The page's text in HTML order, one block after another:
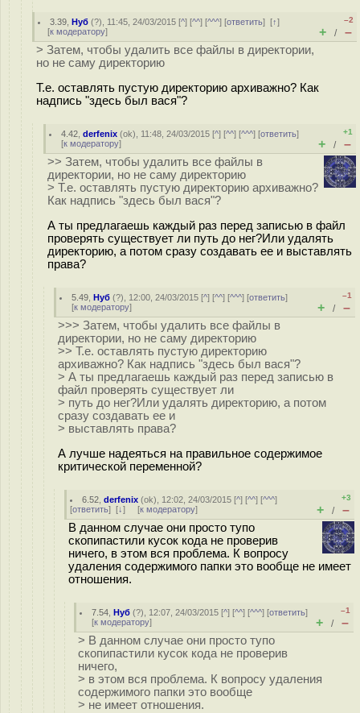
3.39 ,Нуб (?), 11:45, 24/03/2015 [^] [^^] [^^^] [ответить][↑]
[к модератору]
–2
+ / –
> Затем, чтобы удалить все файлы в директории,
но не саму директорию
Т.е. оставлять пустую директорию архиважно? Как
надпись "здесь был вася"?
4.42 ,derfenix (ok), 11:48, 24/03/2015 [^] [^^] [^^^] [ответить]
[к модератору]
+1
+ / –
>> Затем, чтобы удалить все файлы в
директории, но не саму директорию
> Т.е. оставлять пустую директорию архиважно?
Как надпись "здесь был вася"?
А ты предлагаешь каждый раз перед записью в файл
проверять существует ли путь до нег?Или удалять
директорию, а потом сразу создавать ее и выставлять
права?
5.49 ,Нуб (?), 12:00, 24/03/2015 [^] [^^] [^^^] [ответить]
[к модератору]
–1
+ / –
>>> Затем, чтобы удалить все файлы в
директории, но не саму директорию
>> Т.е. оставлять пустую директорию
архиважно? Как надпись "здесь был вася"?
> А ты предлагаешь каждый раз перед записью в
файл проверять существует ли
> путь до нег?Или удалять директорию, а потом
сразу создавать ее и
> выставлять права?
А лучше надеяться на правильное содержимое
критической переменной?
6.52 ,derfenix (ok), 12:02, 24/03/2015 [^] [^^] [^^^]
[ответить] [↓] [к модератору]
+3
+ / –
В данном случае они просто тупо
скопипастили кусок кода не проверив
ничего, в этом вся проблема. К вопросу
удаления содержимого папки это вообще не имеет
отношения.
7.54 ,Нуб (?), 12:07, 24/03/2015 [^] [^^] [^^^] [ответить]
[к модератору]
–1
+ / –
> В данном случае они просто тупо
скопипастили кусок кода не проверив
ничего,
> в этом вся проблема. К вопросу удаления
содержимого папки это вообще
> не имеет отношения.